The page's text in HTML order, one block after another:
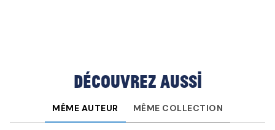
Découvrez aussi
MÊME AUTEUR MÊME COLLECTION